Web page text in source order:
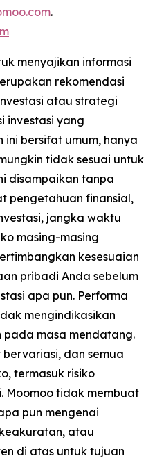
.
menyajikan informasi
rekomendasi
atau strategi
investasi yang
bersifat umum, hanya
tidak sesuai untuk
disampaikan tanpa
pengetahuan finansial,
jangka waktu
masing-masing
kesesuaian
pribadi Anda sebelum
apa pun. Performa
mengindikasikan
pada masa mendatang.
dan semua
termasuk risiko
Moomoo tidak membuat
pun mengenai
atau
di atas untuk tujuan